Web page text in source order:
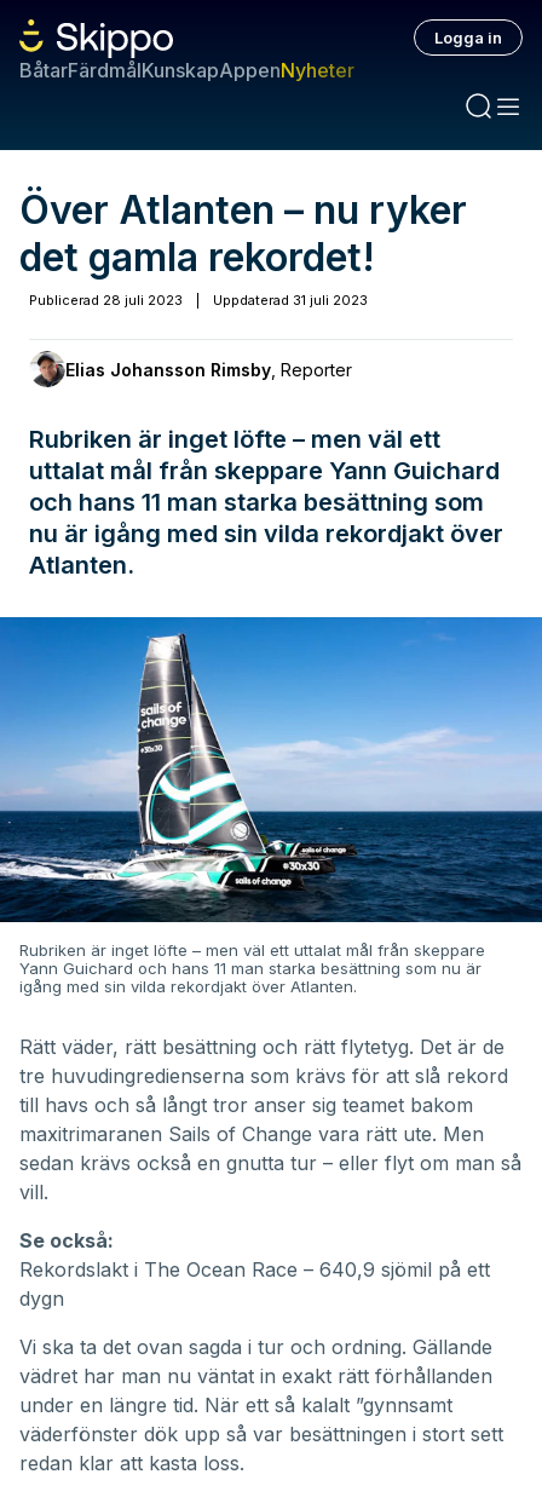
BåtarFärdmålKunskapAppenNyheter
Logga in
Över Atlanten – nu ryker
det gamla rekordet!
Publicerad 28 juli 2023 Uppdaterad 31 juli 2023
Elias Johansson Rimsby Reporter
Rubriken är inget löfte – men väl ett
uttalat mål från skeppare Yann Guichard
och hans 11 man starka besättning som
nu är igång med sin vilda rekordjakt över
Atlanten.
Rubriken är inget löfte – men väl ett uttalat mål från skeppare
Yann Guichard och hans 11 man starka besättning som nu är
igång med sin vilda rekordjakt över Atlanten.
Rätt väder, rätt besättning och rätt flytetyg. Det är de
tre huvudingredienserna som krävs för att slå rekord
till havs och så långt tror anser sig teamet bakom
maxitrimaranen Sails of Change vara rätt ute. Men
sedan krävs också en gnutta tur – eller flyt om man så
vill.
Se också:
Rekordslakt i The Ocean Race – 640,9 sjömil på ett
dygn
Vi ska ta det ovan sagda i tur och ordning. Gällande
vädret har man nu väntat in exakt rätt förhållanden
under en längre tid. När ett så kalalt ”gynnsamt
väderfönster dök upp så var besättningen i stort sett
redan klar att kasta loss.